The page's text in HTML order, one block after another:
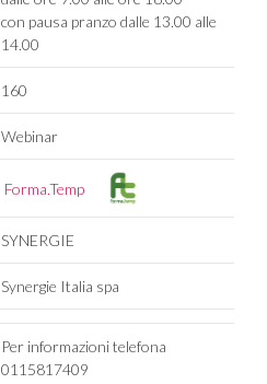
con pausa pranzo dalle 13.00 alle
14.00
160
Webinar
Forma.Temp
SYNERGIE
Synergie Italia spa
Per informazioni telefona
0115817409